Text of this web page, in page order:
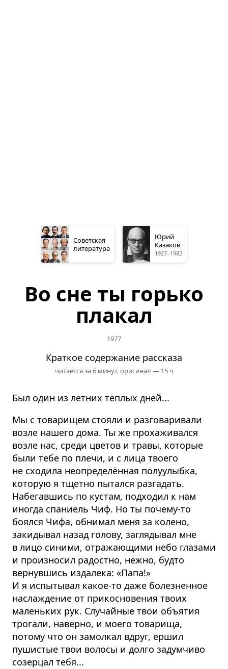
Советская
литература
Юрий
Казаков
1927–1982
Во сне ты горько
плакал
1977
Краткое содержание рассказа
читается за 6 минут,оригинал — 15 ч
Был один из летних тёплых дней...
Мы с товарищем стояли и разговаривали
возле нашего дома. Ты же прохаживался
возле нас, среди цветов и травы, которые
были тебе по плечи, и с лица твоего
не сходила неопределённая полуулыбка,
которую я тщетно пытался разгадать.
Набегавшись по кустам, подходил к нам
иногда спаниель Чиф. Но ты почему-то
боялся Чифа, обнимал меня за колено,
закидывал назад голову, заглядывал мне
в лицо синими, отражающими небо глазами
и произносил радостно, нежно, будто
вернувшись издалека: «Папа!»
И я испытывал какое-то даже болезненное
наслаждение от прикосновения твоих
маленьких рук. Случайные твои объятия
трогали, наверно, и моего товарища,
потому что он замолкал вдруг, ершил
пушистые твои волосы и долго задумчиво
созерцал тебя...